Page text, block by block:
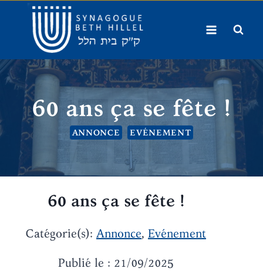
contenu
60 ans ça se fête !
ANNONCE EVÉNEMENT
60 ans ça se fête !
Catégorie(s):Annonce, Evénement
Publié le : 21/09/2025